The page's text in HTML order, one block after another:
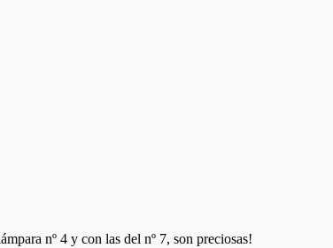
nº 4 y con las del nº 7, son preciosas!